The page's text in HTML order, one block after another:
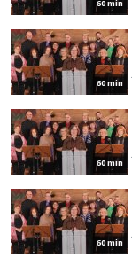
60 min
60 min
60 min
60 min